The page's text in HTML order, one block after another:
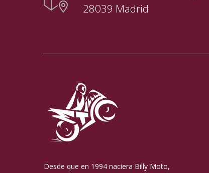
28039 Madrid
Desde que en 1994 naciera Billy Moto,